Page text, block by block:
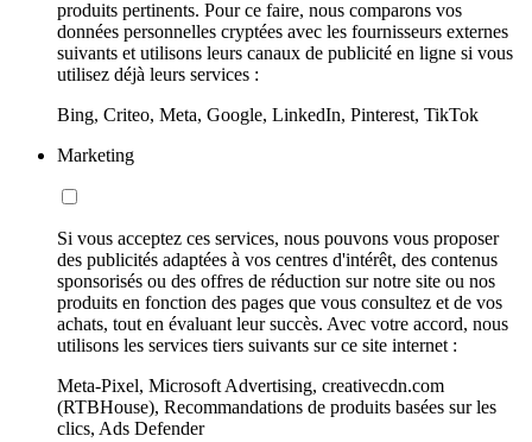
produits pertinents. Pour ce faire, nous comparons vos
données personnelles cryptées avec les fournisseurs externes
suivants et utilisons leurs canaux de publicité en ligne si vous
utilisez déjà leurs services :
Bing, Criteo, Meta, Google, LinkedIn, Pinterest, TikTok
Marketing
Si vous acceptez ces services, nous pouvons vous proposer
des publicités adaptées à vos centres d'intérêt, des contenus
sponsorisés ou des offres de réduction sur notre site ou nos
produits en fonction des pages que vous consultez et de vos
achats, tout en évaluant leur succès. Avec votre accord, nous
utilisons les services tiers suivants sur ce site internet :
Meta-Pixel, Microsoft Advertising, creativecdn.com
(RTBHouse), Recommandations de produits basées sur les
clics, Ads Defender